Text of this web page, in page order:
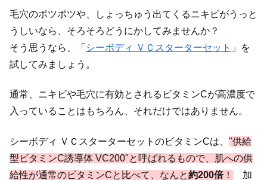
毛穴のポツポツや、しょっちゅう出てくるニキビがうっと
うしいなら、そろそろどうにかしてみませんか？
そう思うなら、「 シーボディ ＶＣスターターセット 」を
試してみましょう。
通常、ニキビや毛穴に有効とされるビタミンCが高濃度で
入っていることはもちろん、それだけではありません。
シーボディ ＶＣスターターセットのビタミンCは、 "供給
型ビタミンC誘導体 VC200"と呼ばれるもので、肌への供
給性が通常のビタミンCと比べて、なんと約200倍！
加